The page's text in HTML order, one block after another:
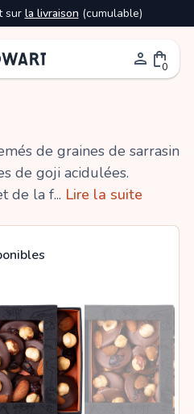
sur la livraison (cumulable)
person shopping_bag
0
de graines de sarrasin
de goji acidulées.
de la f... Lire la suite